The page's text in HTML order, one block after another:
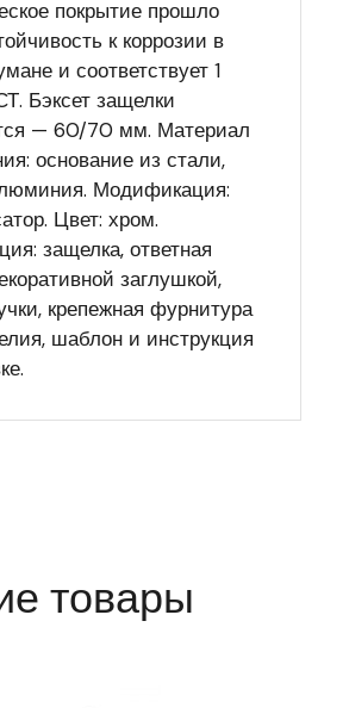
покрытие прошло
к коррозии в
и соответствует 1
Бэксет защелки
— 60/70 мм. Материал
основание из стали,
Модификация:
Цвет: хром.
защелка, ответная
заглушкой,
крепежная фурнитура
шаблон и инструкция
товары